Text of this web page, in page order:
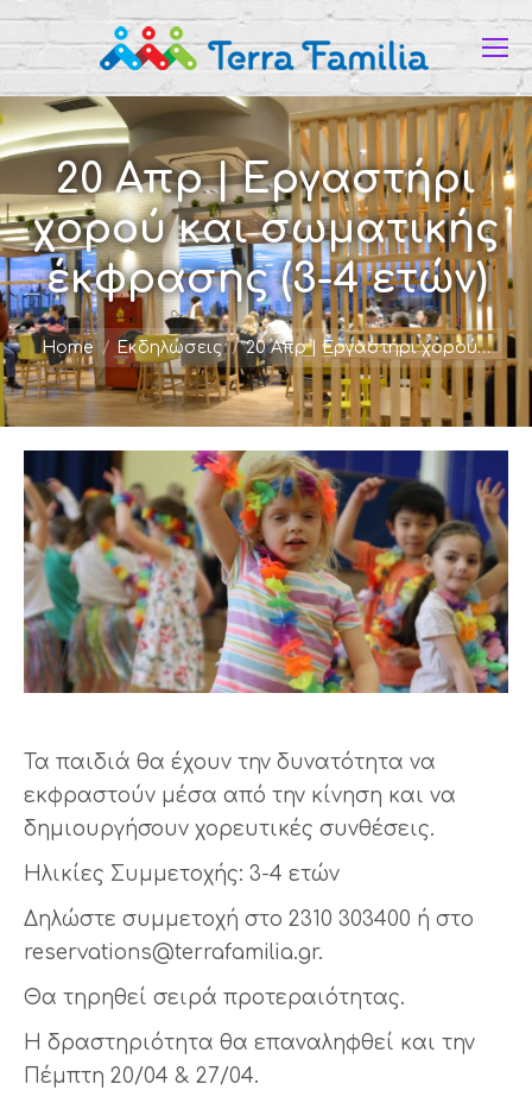
20 Απρ | Εργαστήρι
χορού και σωματικής
έκφρασης (3-4 ετών)
You are here:
Home Εκδηλώσεις 20 Απρ | Εργαστήρι χορού…
Τα παιδιά θα έχουν την δυνατότητα να
εκφραστούν μέσα από την κίνηση και να
δημιουργήσουν χορευτικές συνθέσεις.
Ηλικίες Συμμετοχής: 3-4 ετών
Δηλώστε συμμετοχή στο 2310 303400 ή στο
reservations@terrafamilia.gr.
Θα τηρηθεί σειρά προτεραιότητας.
Η δραστηριότητα θα επαναληφθεί και την
Πέμπτη 20/04 & 27/04.